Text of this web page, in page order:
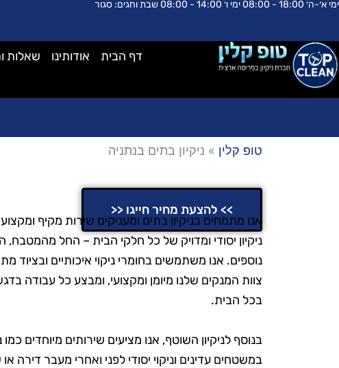
לתוכן
דילוג
ימי א׳-ה׳ 18:00 - 08:00 ימי ו׳ 14:00 - 08:00 שבת וחגים: סגור
דף הבית אודותינו שאלות
טופ קלין » ניקיון בתים בנתניה
ניקיון בתים בנתניה
>> להצעת מחיר חייגו <<
אנו מתמחים בניקיון בתים ומעניקים שירות מקיף
ניקיון יסודי ומדויק של כל חלקי הבית – החל
נוספים. אנו משתמשים בחומרי ניקוי איכותיים
צוות המנקים שלנו מיומן ומקצועי, ומבצע כל עבודה
בכל הבית.
בנוסף לניקיון השוטף, אנו מציעים שירותים מיוחדים כמו
במשטחים עדינים וניקוי יסודי לפני ואחרי מעבר דירה